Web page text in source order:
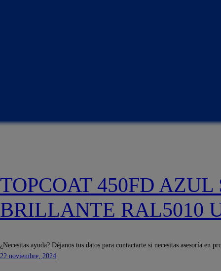
TOPCOAT 450FD AZUL
BRILLANTE RAL5010
¿Necesitas ayuda? Déjanos tus datos para contactarte si necesitas asesoría en
22 noviembre, 2024